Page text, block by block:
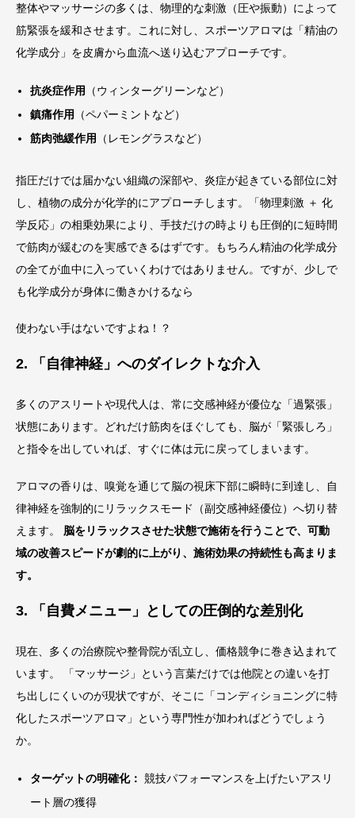
整体やマッサージの多くは、物理的な刺激（圧や振動）によって
筋緊張を緩和させます。これに対し、スポーツアロマは「精油の
化学成分」を皮膚から血流へ送り込むアプローチです。
抗炎症作用 （ウィンターグリーンなど）
鎮痛作用 （ペパーミントなど）
筋肉弛緩作用 （レモングラスなど）
指圧だけでは届かない組織の深部や、炎症が起きている部位に対
し、植物の成分が化学的にアプローチします。「物理刺激 ＋ 化
学反応」の相乗効果により、手技だけの時よりも圧倒的に短時間
で筋肉が緩むのを実感できるはずです。もちろん精油の化学成分
の全てが血中に入っていくわけではありません。ですが、少しで
も化学成分が身体に働きかけるなら
使わない手はないですよね！？
2. 「自律神経」へのダイレクトな介入
多くのアスリートや現代人は、常に交感神経が優位な「過緊張」
状態にあります。どれだけ筋肉をほぐしても、脳が「緊張しろ」
と指令を出していれば、すぐに体は元に戻ってしまいます。
アロマの香りは、嗅覚を通じて脳の視床下部に瞬時に到達し、自
律神経を強制的にリラックスモード（副交感神経優位）へ切り替
えます。 脳をリラックスさせた状態で施術を行うことで、可動
域の改善スピードが劇的に上がり、施術効果の持続性も高まりま
す。
3. 「自費メニュー」としての圧倒的な差別化
現在、多くの治療院や整骨院が乱立し、価格競争に巻き込まれて
います。 「マッサージ」という言葉だけでは他院との違いを打
ち出しにくいのが現状ですが、そこに「コンディショニングに特
化したスポーツアロマ」という専門性が加わればどうでしょう
か。
ターゲットの明確化： 競技パフォーマンスを上げたいアスリ
ート層の獲得